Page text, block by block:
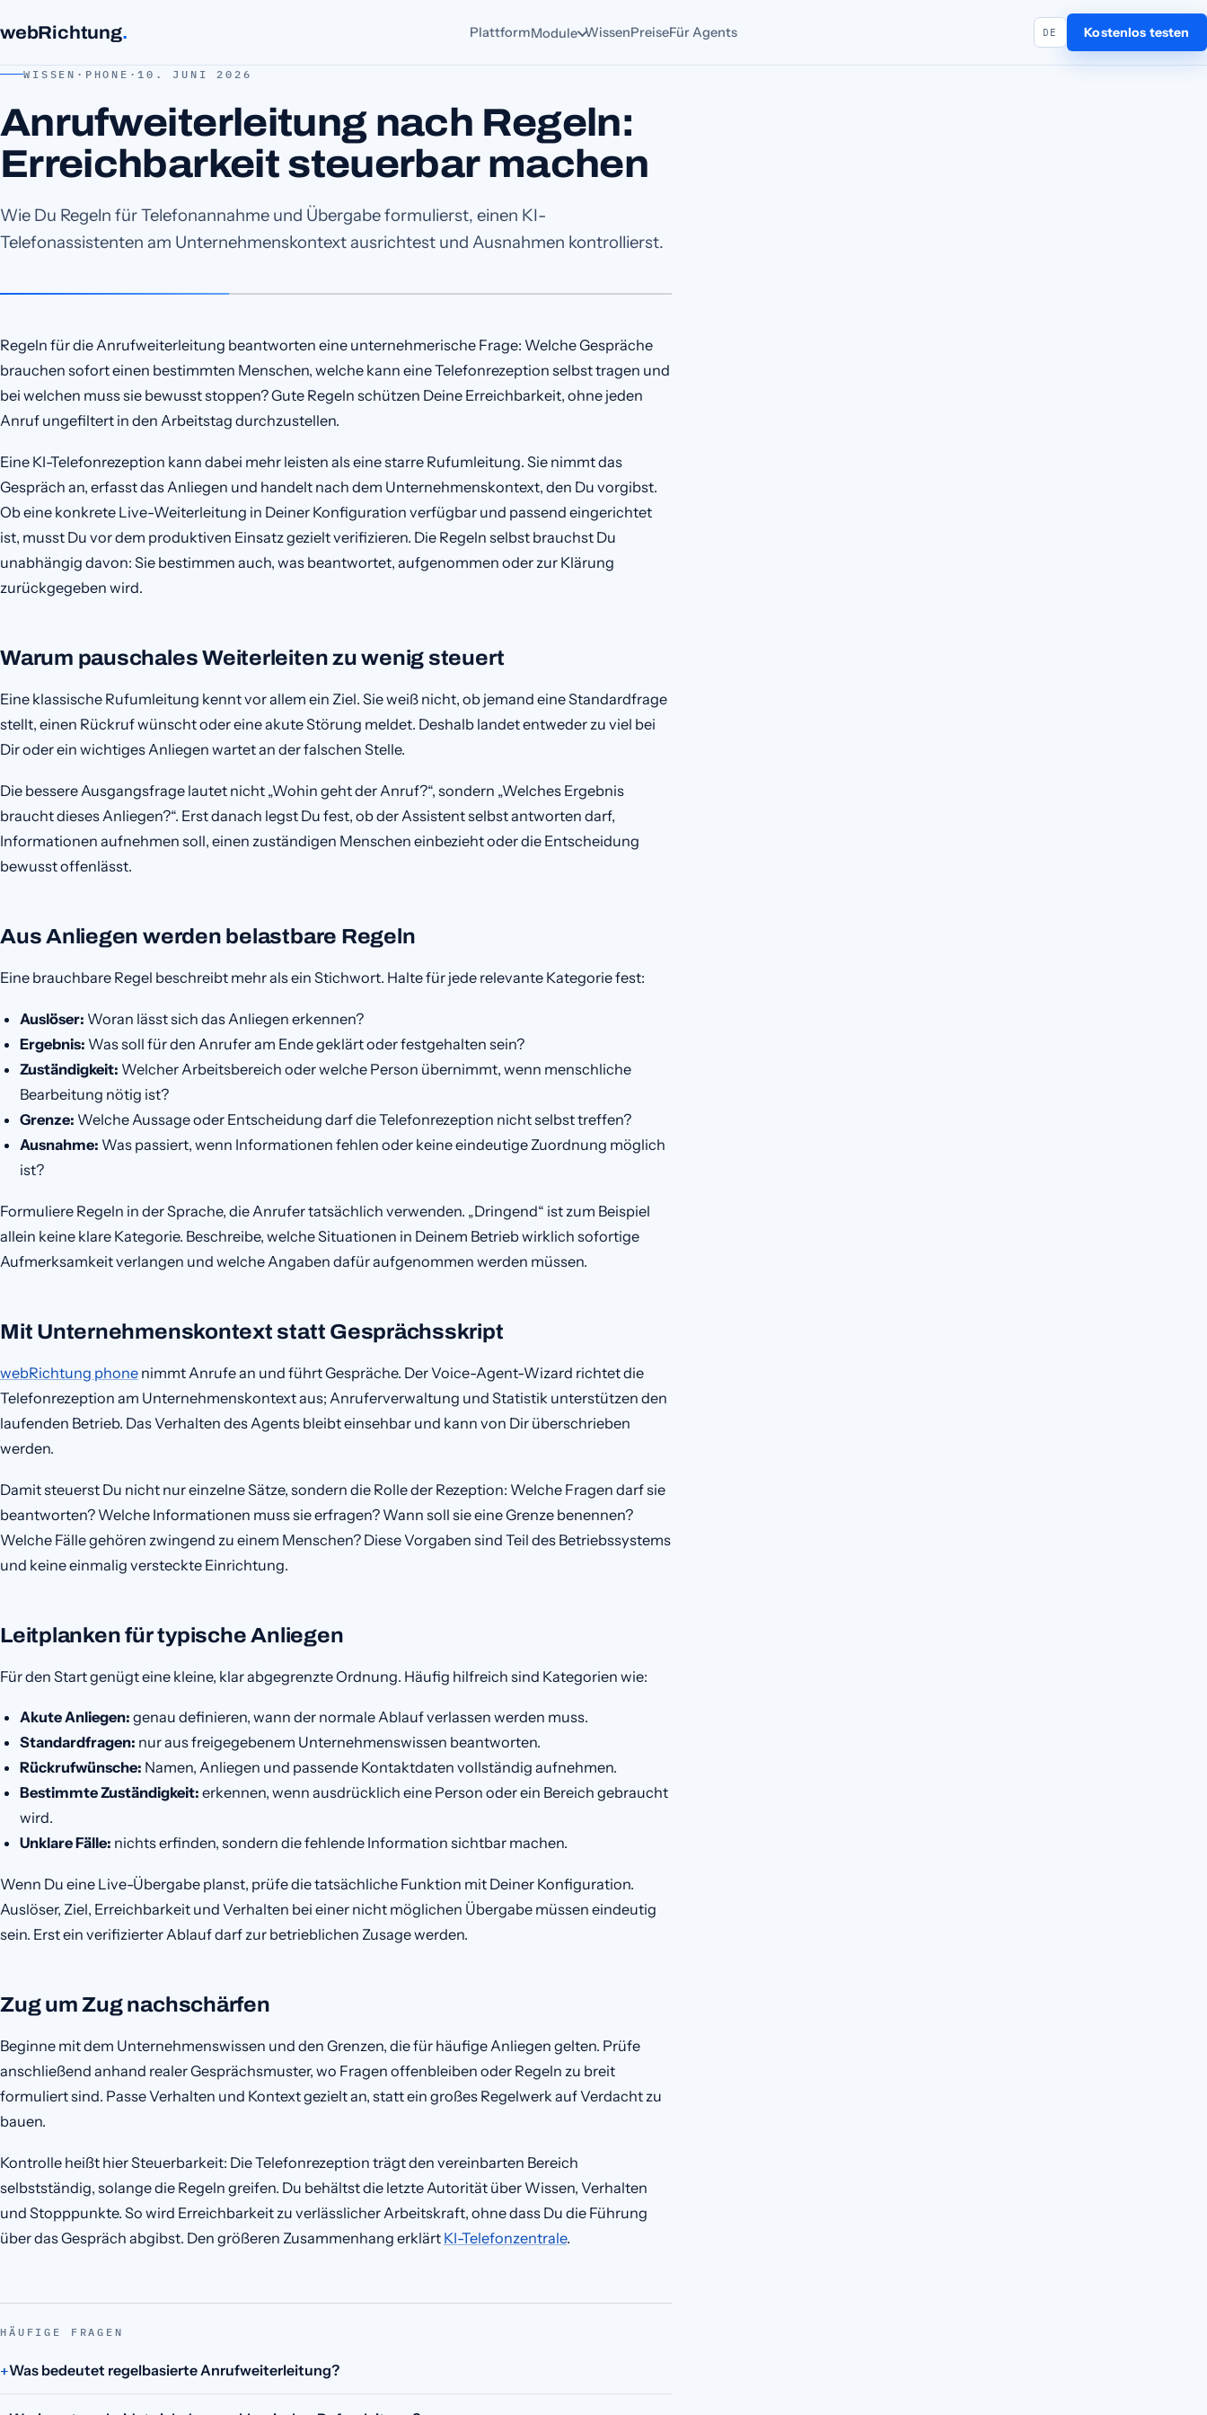
webRichtung. PlattformModule WissenPreiseFür Agents DE Kostenlos testen
WISSEN · PHONE ·10. JUNI 2026
Anrufweiterleitung nach Regeln:
Erreichbarkeit steuerbar machen
Wie Du Regeln für Telefonannahme und Übergabe formulierst, einen KI-
Telefonassistenten am Unternehmenskontext ausrichtest und Ausnahmen kontrollierst.
Regeln für die Anrufweiterleitung beantworten eine unternehmerische Frage: Welche Gespräche
brauchen sofort einen bestimmten Menschen, welche kann eine Telefonrezeption selbst tragen und
bei welchen muss sie bewusst stoppen? Gute Regeln schützen Deine Erreichbarkeit, ohne jeden
Anruf ungefiltert in den Arbeitstag durchzustellen.
Eine KI-Telefonrezeption kann dabei mehr leisten als eine starre Rufumleitung. Sie nimmt das
Gespräch an, erfasst das Anliegen und handelt nach dem Unternehmenskontext, den Du vorgibst.
Ob eine konkrete Live-Weiterleitung in Deiner Konfiguration verfügbar und passend eingerichtet
ist, musst Du vor dem produktiven Einsatz gezielt verifizieren. Die Regeln selbst brauchst Du
unabhängig davon: Sie bestimmen auch, was beantwortet, aufgenommen oder zur Klärung
zurückgegeben wird.
Warum pauschales Weiterleiten zu wenig steuert
Eine klassische Rufumleitung kennt vor allem ein Ziel. Sie weiß nicht, ob jemand eine Standardfrage
stellt, einen Rückruf wünscht oder eine akute Störung meldet. Deshalb landet entweder zu viel bei
Dir oder ein wichtiges Anliegen wartet an der falschen Stelle.
Die bessere Ausgangsfrage lautet nicht „Wohin geht der Anruf?“, sondern „Welches Ergebnis
braucht dieses Anliegen?“. Erst danach legst Du fest, ob der Assistent selbst antworten darf,
Informationen aufnehmen soll, einen zuständigen Menschen einbezieht oder die Entscheidung
bewusst offenlässt.
Aus Anliegen werden belastbare Regeln
Eine brauchbare Regel beschreibt mehr als ein Stichwort. Halte für jede relevante Kategorie fest:
Auslöser: Woran lässt sich das Anliegen erkennen?
Ergebnis: Was soll für den Anrufer am Ende geklärt oder festgehalten sein?
Zuständigkeit: Welcher Arbeitsbereich oder welche Person übernimmt, wenn menschliche
Bearbeitung nötig ist?
Grenze: Welche Aussage oder Entscheidung darf die Telefonrezeption nicht selbst treffen?
Ausnahme: Was passiert, wenn Informationen fehlen oder keine eindeutige Zuordnung möglich
ist?
Formuliere Regeln in der Sprache, die Anrufer tatsächlich verwenden. „Dringend“ ist zum Beispiel
allein keine klare Kategorie. Beschreibe, welche Situationen in Deinem Betrieb wirklich sofortige
Aufmerksamkeit verlangen und welche Angaben dafür aufgenommen werden müssen.
Mit Unternehmenskontext statt Gesprächsskript
webRichtung phone nimmt Anrufe an und führt Gespräche. Der Voice-Agent-Wizard richtet die
Telefonrezeption am Unternehmenskontext aus; Anruferverwaltung und Statistik unterstützen den
laufenden Betrieb. Das Verhalten des Agents bleibt einsehbar und kann von Dir überschrieben
werden.
Damit steuerst Du nicht nur einzelne Sätze, sondern die Rolle der Rezeption: Welche Fragen darf sie
beantworten? Welche Informationen muss sie erfragen? Wann soll sie eine Grenze benennen?
Welche Fälle gehören zwingend zu einem Menschen? Diese Vorgaben sind Teil des Betriebssystems
und keine einmalig versteckte Einrichtung.
Leitplanken für typische Anliegen
Für den Start genügt eine kleine, klar abgegrenzte Ordnung. Häufig hilfreich sind Kategorien wie:
Akute Anliegen: genau definieren, wann der normale Ablauf verlassen werden muss.
Standardfragen: nur aus freigegebenem Unternehmenswissen beantworten.
Rückrufwünsche: Namen, Anliegen und passende Kontaktdaten vollständig aufnehmen.
Bestimmte Zuständigkeit: erkennen, wenn ausdrücklich eine Person oder ein Bereich gebraucht
wird.
Unklare Fälle: nichts erfinden, sondern die fehlende Information sichtbar machen.
Wenn Du eine Live-Übergabe planst, prüfe die tatsächliche Funktion mit Deiner Konfiguration.
Auslöser, Ziel, Erreichbarkeit und Verhalten bei einer nicht möglichen Übergabe müssen eindeutig
sein. Erst ein verifizierter Ablauf darf zur betrieblichen Zusage werden.
Zug um Zug nachschärfen
Beginne mit dem Unternehmenswissen und den Grenzen, die für häufige Anliegen gelten. Prüfe
anschließend anhand realer Gesprächsmuster, wo Fragen offenbleiben oder Regeln zu breit
formuliert sind. Passe Verhalten und Kontext gezielt an, statt ein großes Regelwerk auf Verdacht zu
bauen.
Kontrolle heißt hier Steuerbarkeit: Die Telefonrezeption trägt den vereinbarten Bereich
selbstständig, solange die Regeln greifen. Du behältst die letzte Autorität über Wissen, Verhalten
und Stopppunkte. So wird Erreichbarkeit zu verlässlicher Arbeitskraft, ohne dass Du die Führung
über das Gespräch abgibst. Den größeren Zusammenhang erklärt KI-Telefonzentrale.
HÄUFIGE FRAGEN
Was bedeutet regelbasierte Anrufweiterleitung?